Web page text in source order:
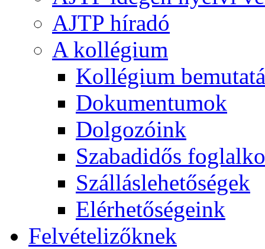
AJTP híradó
A kollégium
Kollégium
Dokumentumok
Dolgozóink
Szabadidős
Szálláslehetőségek
Elérhetőségeink
Felvételizőknek